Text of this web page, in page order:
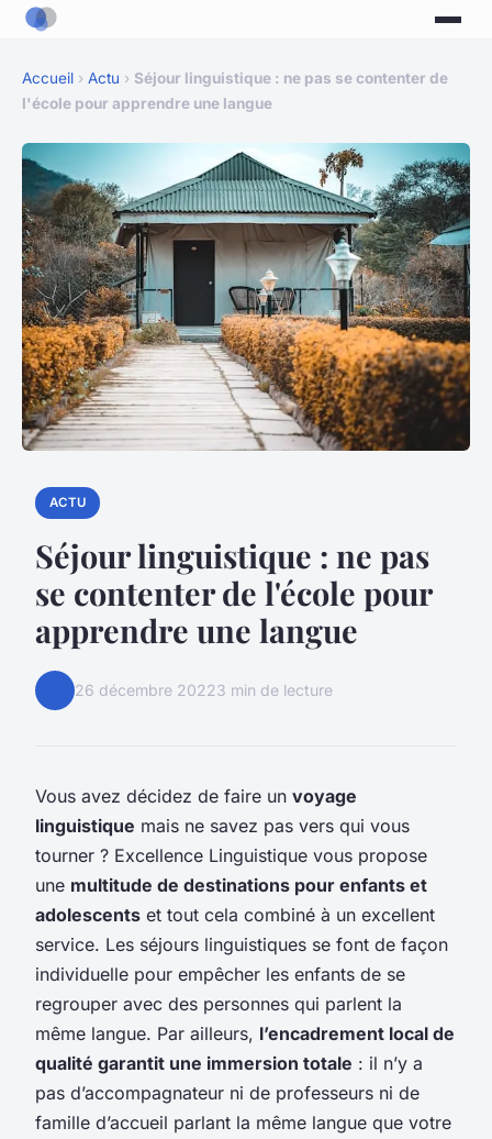
Accueil › Actu › Séjour linguistique : ne pas se contenter de
l'école pour apprendre une langue
ACTU
Séjour linguistique : ne pas
se contenter de l'école pour
apprendre une langue
26 décembre 20223 min de lecture
Vous avez décidez de faire un voyage
linguistique mais ne savez pas vers qui vous
tourner ? Excellence Linguistique vous propose
une multitude de destinations pour enfants et
adolescents et tout cela combiné à un excellent
service. Les séjours linguistiques se font de façon
individuelle pour empêcher les enfants de se
regrouper avec des personnes qui parlent la
même langue. Par ailleurs, l’encadrement local de
qualité garantit une immersion totale : il n’y a
pas d’accompagnateur ni de professeurs ni de
famille d’accueil parlant la même langue que votre